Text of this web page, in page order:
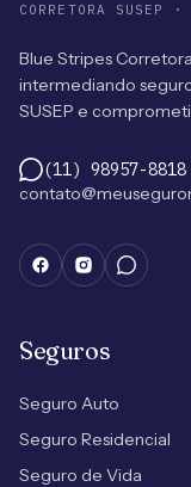
CORRETORA SUSEP
Blue Stripes
intermediando
SUSEP e
(11) 98957-8818
Seguros
Seguro Auto
Seguro Residencial
Seguro de Vida